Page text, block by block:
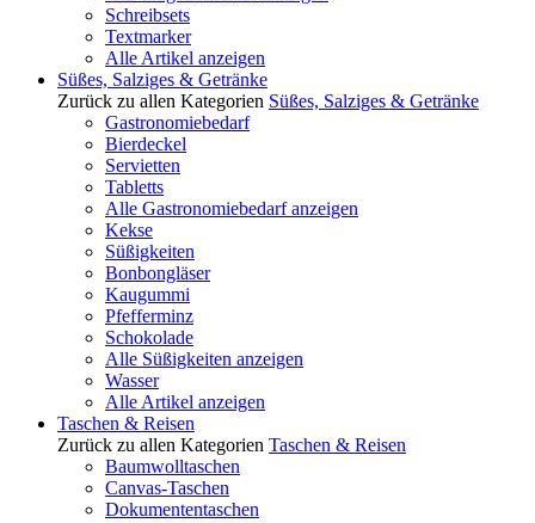
Schreibsets
Textmarker
Alle Artikel anzeigen
Süßes, Salziges & Getränke
Zurück zu allen Kategorien Süßes, Salziges & Getränke
Gastronomiebedarf
Bierdeckel
Servietten
Tabletts
Alle Gastronomiebedarf anzeigen
Kekse
Süßigkeiten
Bonbongläser
Kaugummi
Pfefferminz
Schokolade
Alle Süßigkeiten anzeigen
Wasser
Alle Artikel anzeigen
Taschen & Reisen
Zurück zu allen Kategorien Taschen & Reisen
Baumwolltaschen
Canvas-Taschen
Dokumententaschen